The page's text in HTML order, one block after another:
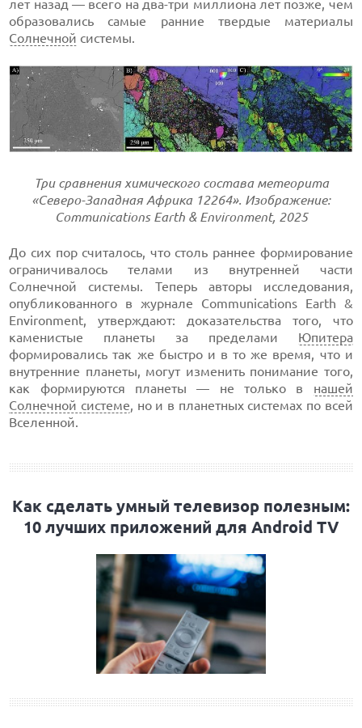
лет назад — всего на два-три миллиона лет позже, чем
образовались самые ранние твердые материалы
Солнечной системы.
Три сравнения химического состава метеорита
«Северо-Западная Африка 12264». Изображение:
Communications Earth & Environment, 2025
До сих пор считалось, что столь раннее формирование
ограничивалось телами из внутренней части
Солнечной системы. Теперь авторы исследования,
опубликованного в журнале Communications Earth &
Environment, утверждают: доказательства того, что
каменистые планеты за пределами Юпитера
формировались так же быстро и в то же время, что и
внутренние планеты, могут изменить понимание того,
как формируются планеты — не только в нашей
Солнечной системе , но и в планетных системах по всей
Вселенной.
Как сделать умный телевизор полезным:
10 лучших приложений для Android TV